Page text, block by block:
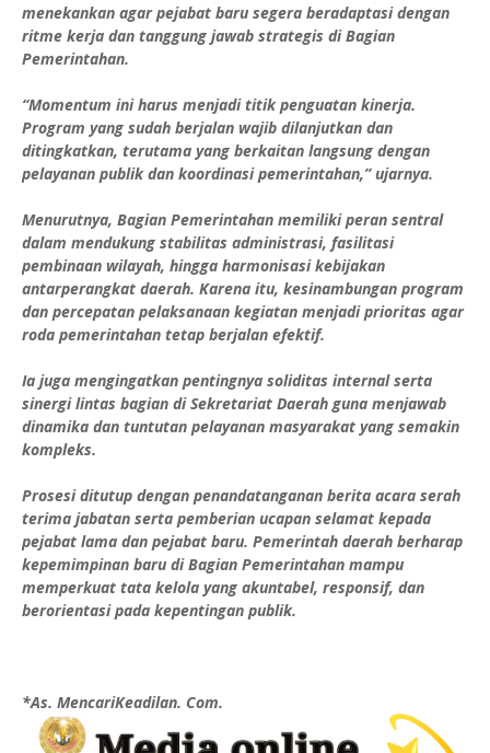
menekankan agar pejabat baru segera beradaptasi dengan
ritme kerja dan tanggung jawab strategis di Bagian
Pemerintahan.
“Momentum ini harus menjadi titik penguatan kinerja.
Program yang sudah berjalan wajib dilanjutkan dan
ditingkatkan, terutama yang berkaitan langsung dengan
pelayanan publik dan koordinasi pemerintahan,” ujarnya.
Menurutnya, Bagian Pemerintahan memiliki peran sentral
dalam mendukung stabilitas administrasi, fasilitasi
pembinaan wilayah, hingga harmonisasi kebijakan
antarperangkat daerah. Karena itu, kesinambungan program
dan percepatan pelaksanaan kegiatan menjadi prioritas agar
roda pemerintahan tetap berjalan efektif.
Ia juga mengingatkan pentingnya soliditas internal serta
sinergi lintas bagian di Sekretariat Daerah guna menjawab
dinamika dan tuntutan pelayanan masyarakat yang semakin
kompleks.
Prosesi ditutup dengan penandatanganan berita acara serah
terima jabatan serta pemberian ucapan selamat kepada
pejabat lama dan pejabat baru. Pemerintah daerah berharap
kepemimpinan baru di Bagian Pemerintahan mampu
memperkuat tata kelola yang akuntabel, responsif, dan
berorientasi pada kepentingan publik.
*As. MencariKeadilan. Com.